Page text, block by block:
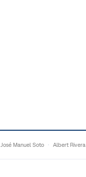
José Manuel Soto Albert Rivera